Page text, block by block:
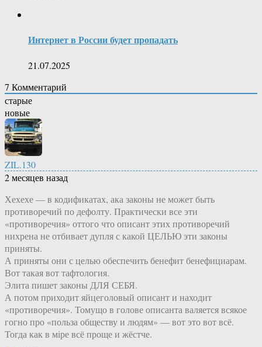
Интернет в России будет пропадать
21.07.2025
7 Комментарий
старые
новые
ZIL.130
2 месяцев назад
Хехехе — в кодификатах, ака законы не может быть
противоречий по дефолту. Практически все эти
«противоречия» оттого что описант этих противоречий
нихрена не отбивает дупля с какой ЦЕЛЬЮ эти законы
приняты.
А приняты они с целью обеспечить бенефит бенефициарам.
Вот такая вот тафтология.
Элита пишет законы ДЛЯ СЕБЯ.
А потом приходит яйцеголовый описант и находит
«противоречия». Томущо в голове описанта валяется всякое
гогно про «польза обществу и людям» — вот это вот всё.
Тогда как в мiре всё проще и жёстче.